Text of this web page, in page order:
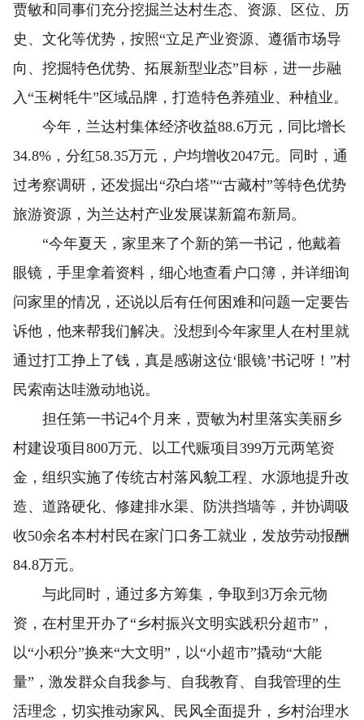
贾敏和同事们充分挖掘兰达村生态、资源、区位、历
史、文化等优势，按照“立足产业资源、遵循市场导
向、挖掘特色优势、拓展新型业态”目标，进一步融
入“玉树牦牛”区域品牌，打造特色养殖业、种植业。
今年，兰达村集体经济收益88.6万元，同比增长
34.8%，分红58.35万元，户均增收2047元。同时，通
过考察调研，还发掘出“尕白塔”“古藏村”等特色优势
旅游资源，为兰达村产业发展谋新篇布新局。
“今年夏天，家里来了个新的第一书记，他戴着
眼镜，手里拿着资料，细心地查看户口簿，并详细询
问家里的情况，还说以后有任何困难和问题一定要告
诉他，他来帮我们解决。没想到今年家里人在村里就
通过打工挣上了钱，真是感谢这位‘眼镜’书记呀！”村
民索南达哇激动地说。
担任第一书记4个月来，贾敏为村里落实美丽乡
村建设项目800万元、以工代赈项目399万元两笔资
金，组织实施了传统古村落风貌工程、水源地提升改
造、道路硬化、修建排水渠、防洪挡墙等，并协调吸
收50余名本村村民在家门口务工就业，发放劳动报酬
84.8万元。
与此同时，通过多方筹集，争取到3万余元物
资，在村里开办了“乡村振兴文明实践积分超市”，
以“小积分”换来“大文明”，以“小超市”撬动“大能
量”，激发群众自我参与、自我教育、自我管理的生
活理念，切实推动家风、民风全面提升，乡村治理水